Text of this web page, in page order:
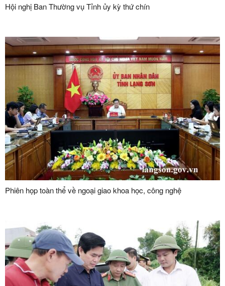
Hội nghị Ban Thường vụ Tỉnh ủy kỳ thứ chín
Phiên họp toàn thể về ngoại giao khoa học, công nghệ